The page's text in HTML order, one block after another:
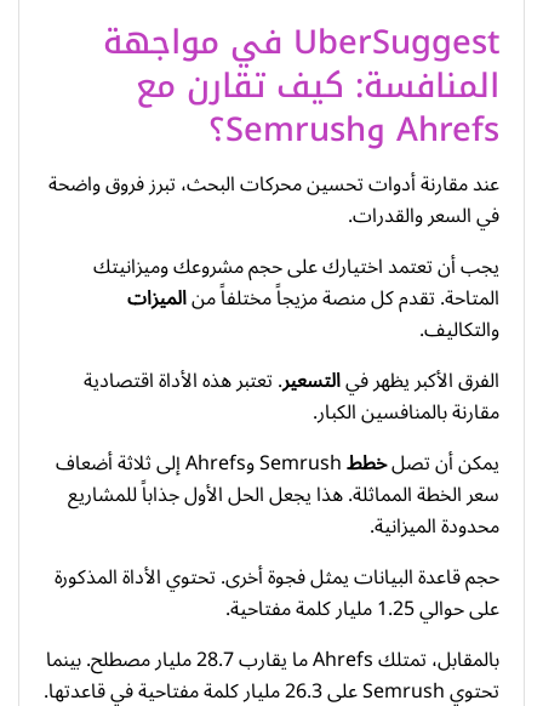
UberSuggest في مواجهة
المنافسة: كيف تقارن مع
Ahrefs وSemrush؟
عند مقارنة أدوات تحسين محركات البحث، تبرز فروق واضحة
في السعر والقدرات.
يجب أن تعتمد اختيارك على حجم مشروعك وميزانيتك
المتاحة. تقدم كل منصة مزيجاً مختلفاً منالميزات
والتكاليف.
الفرق الأكبر يظهر فيالتسعير. تعتبر هذه الأداة اقتصادية
مقارنة بالمنافسين الكبار.
يمكن أن تصلخطط Semrush وAhrefs إلى ثلاثة أضعاف
سعر الخطة المماثلة. هذا يجعل الحل الأول جذاباً للمشاريع
محدودة الميزانية.
حجم قاعدة البيانات يمثل فجوة أخرى. تحتوي الأداة المذكورة
على حوالي 1.25 مليار كلمة مفتاحية.
بالمقابل، تمتلك Ahrefs ما يقارب 28.7 مليار مصطلح. بينما
تحتوي Semrush على 26.3 مليار كلمة مفتاحية في قاعدتها.